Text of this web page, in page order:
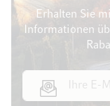
Erhalten Sie
Informationen